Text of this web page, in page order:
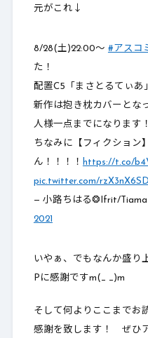
元がこれ↓
8/28(土)22:00〜 #アスコ
た！
配置C5「まさとるてぃあ
新作は抱き枕カバーとな
人様一点までになります！
ちなみに【フィクション
ん！！！！ https://t.co/
pic.twitter.com/
— 小路ちはる❂Ifrit/
2021
いやぁ、でもなんか盛
Pに感謝ですm(_ _)m
そして何より ここまでお
感謝を致します ！ ぜひ